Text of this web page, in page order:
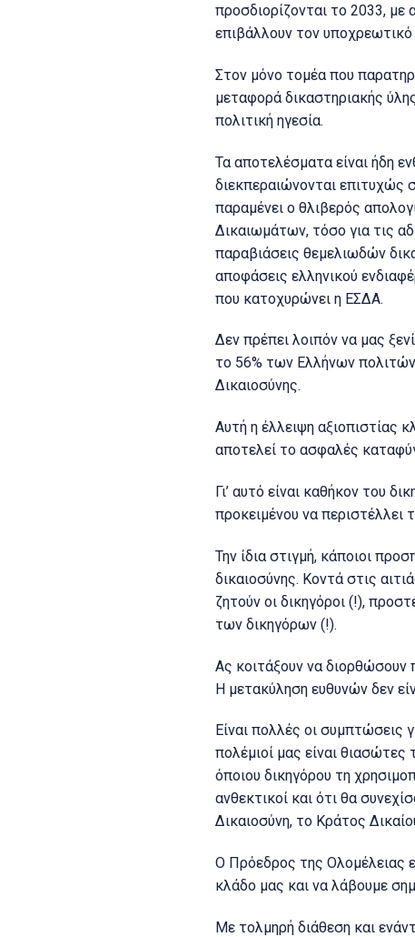
προσδιορίζονται το 2033,
επιβάλλουν τον υποχρεωτικό
Στον μόνο τομέα που
μεταφορά δικαστηριακής
πολιτική ηγεσία.
Τα αποτελέσματα είναι ήδη
διεκπεραιώνονται
παραμένει ο θλιβερός
Δικαιωμάτων, τόσο για τις
παραβιάσεις θεμελιωδών
αποφάσεις ελληνικού
που κατοχυρώνει η ΕΣΔΑ.
Δεν πρέπει λοιπόν να μας
το 56% των Ελλήνων
Δικαιοσύνης.
Αυτή η έλλειψη αξιοπιστίας
αποτελεί το ασφαλές
Γι’ αυτό είναι καθήκον του
προκειμένου να περιστέλλει
Την ίδια στιγμή, κάποιοι
δικαιοσύνης. Κοντά στις
ζητούν οι δικηγόροι (!),
των δικηγόρων (!).
Ας κοιτάξουν να διορθώσουν
Η μετακύληση ευθυνών δεν
Είναι πολλές οι συμπτώσεις
πολέμιοί μας είναι
όποιου δικηγόρου τη
ανθεκτικοί και ότι θα
Δικαιοσύνη, το Κράτος
Ο Πρόεδρος της Ολομέλειας
κλάδο μας και να λάβουμε
Με τολμηρή διάθεση και